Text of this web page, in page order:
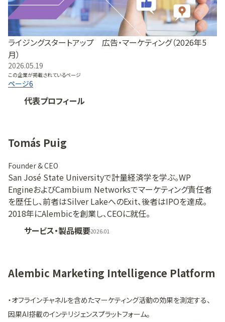
サービス・製品概要2026.01
Alembic Marketing Intelligence Platform
・オフラインチャネルを含めたマーケティング活動の効果を測定する、
因果AI搭載のインテリジェンスプラットフォーム。
代表プロフィール
Tomás Puig
Founder & CEO
San José State Universityで計量経済学を学ぶ。WP
EngineおよびCambium Networksでマーケティング責任者
を歴任し、前者はSilver LakeへのExit、後者はIPOを達成。
2018年にAlembicを創業し、CEOに就任。
ライジングスタートアップ 広告・マーケティング（2026年5
月）
2026.05.19
この企業が掲載されているページ
ページ6